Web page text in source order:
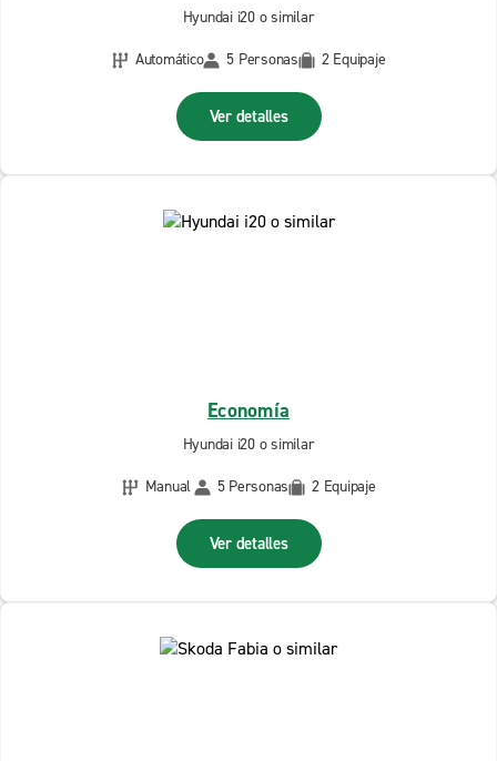
Hyundai i20 o similar
Automático
5 Personas 2 Equipaje
Ver detalles
Economía
Hyundai i20 o similar
Manual
5 Personas 2 Equipaje
Ver detalles